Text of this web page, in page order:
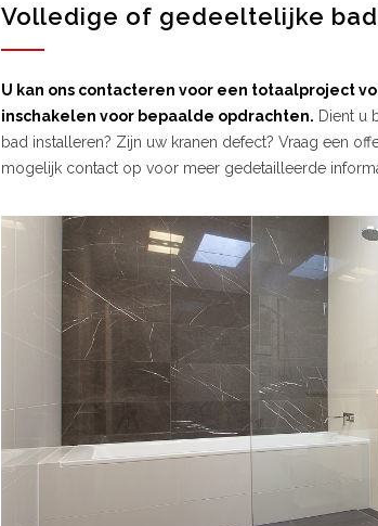
Volledige of gedeeltelijke
U kan ons contacteren voor een totaalproject
inschakelen voor bepaalde opdrachten. Dient u
bad installeren? Zijn uw kranen defect? Vraag een
mogelijk contact op voor meer gedetailleerde